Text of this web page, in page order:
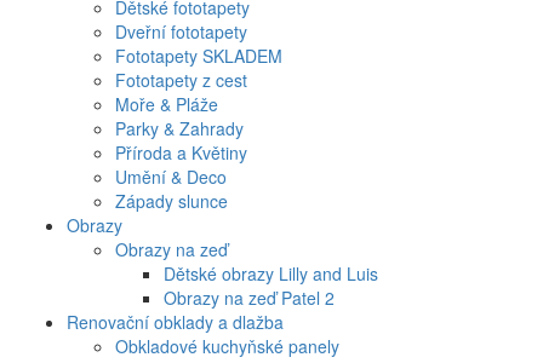
Dětské fototapety
Dveřní fototapety
Fototapety SKLADEM
Fototapety z cest
Moře & Pláže
Parky & Zahrady
Příroda a Květiny
Umění & Deco
Západy slunce
Obrazy
Obrazy na zeď
Dětské obrazy Lilly and Luis
Obrazy na zeď Patel 2
Renovační obklady a dlažba
Obkladové kuchyňské panely